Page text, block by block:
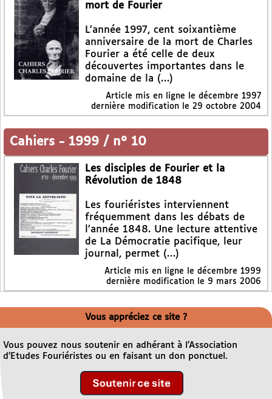
mort de Fourier
L’année 1997, cent soixantième
anniversaire de la mort de Charles
Fourier a été celle de deux
découvertes importantes dans le
domaine de la (…)
Article mis en ligne le décembre 1997
dernière modification le 29 octobre 2004
Cahiers - 1999 / n° 10
Les disciples de Fourier et la
Révolution de 1848
Les fouriéristes interviennent
fréquemment dans les débats de
l’année 1848. Une lecture attentive
de La Démocratie pacifique, leur
journal, permet (…)
Article mis en ligne le décembre 1999
dernière modification le 9 mars 2006
Vous appréciez ce site ?
Vous pouvez nous soutenir en adhérant à l’Association
d’Etudes Fouriéristes ou en faisant un don ponctuel.